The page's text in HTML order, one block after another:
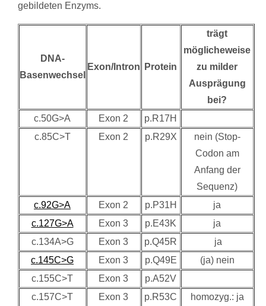
gebildeten Enzyms.
DNA-
Basenwechsel
Exon/Intron Protein
trägt
möglicheweise
zu milder
Ausprägung
bei?
c.50G>A
Exon 2
p.R17H
c.85C>T
Exon 2 p.R29X
nein (Stop-
Codon am
Anfang der
Sequenz)
c.92G>A
Exon 2 p.P31H
ja
c.127G>A
Exon 3 p.E43K
ja
c.134A>G
Exon 3 p.Q45R
ja
c.145C>G
Exon 3 p.Q49E
(ja) nein
c.155C>T
Exon 3
p.A52V
c.157C>T
Exon 3 p.R53C
homozyg.: ja